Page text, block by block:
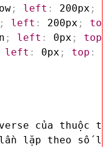
; left : 200px ;
; left : 200px ; top
; left : 0px ; top
left : 0px ; top :
của thuộc
lặp theo số